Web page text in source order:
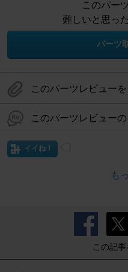
このパー
難しいと思っ
パーツ
このパーツレビュー
このパーツレビュー
イイね！
も
この記